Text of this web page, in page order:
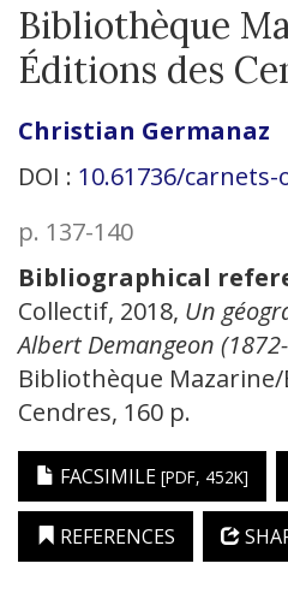
Bibliothèque
Éditions des
Christian Germanaz
DOI : 10.61736/carnets-
p. 137-140
Bibliographical
Collectif, 2018, Un
Albert Demangeon
Bibliothèque
Cendres, 160 p.
FACSIMILE [PDF, 452K]
REFERENCES